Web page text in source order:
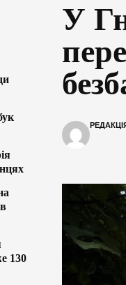
У
130